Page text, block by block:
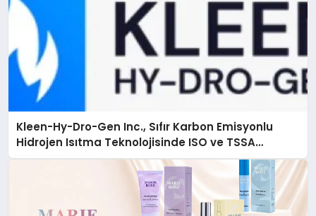
Kleen-Hy-Dro-Gen Inc., Sıfır Karbon Emisyonlu
Hidrojen Isıtma Teknolojisinde ISO ve TSSA
Düzenleyici Onaylarını Aldı